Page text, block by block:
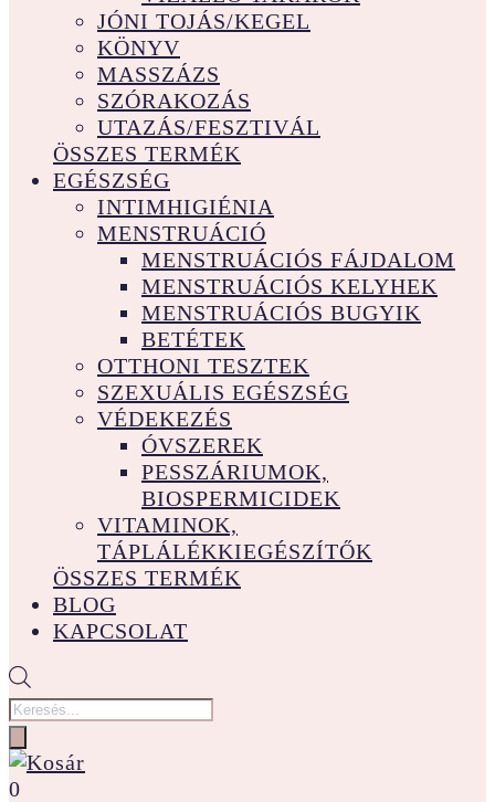
JÓNI TOJÁS/KEGEL
KÖNYV
MASSZÁZS
SZÓRAKOZÁS
UTAZÁS/FESZTIVÁL
ÖSSZES TERMÉK
EGÉSZSÉG
INTIMHIGIÉNIA
MENSTRUÁCIÓ
MENSTRUÁCIÓS FÁJDALOM
MENSTRUÁCIÓS KELYHEK
MENSTRUÁCIÓS BUGYIK
BETÉTEK
OTTHONI TESZTEK
SZEXUÁLIS EGÉSZSÉG
VÉDEKEZÉS
ÓVSZEREK
PESSZÁRIUMOK,
BIOSPERMICIDEK
VITAMINOK,
TÁPLÁLÉKKIEGÉSZÍTŐK
ÖSSZES TERMÉK
BLOG
KAPCSOLAT
Products
search
0